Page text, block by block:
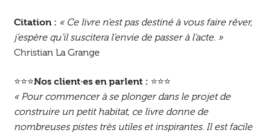
Citation : « Ce livre n’est pas destiné à vous faire rêver,
j’espère qu’il suscitera l’envie de passer à l’acte. »
Christian La Grange
⭐⭐⭐Nos client·es en parlent : ⭐⭐⭐
« Pour commencer à se plonger dans le projet de
construire un petit habitat, ce livre donne de
nombreuses pistes très utiles et inspirantes. Il est facile